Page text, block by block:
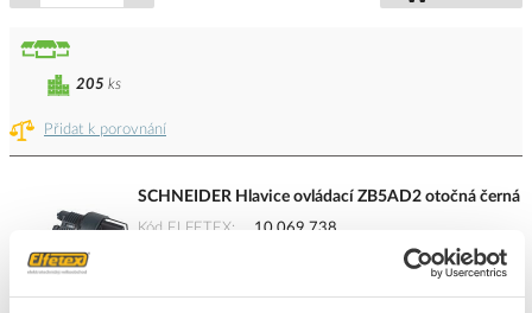
Přidat k porovnání
205 ks
SCHNEIDER Hlavice ovládací ZB5AD2 otočná černá
Kód ELFETEX
10.069.738